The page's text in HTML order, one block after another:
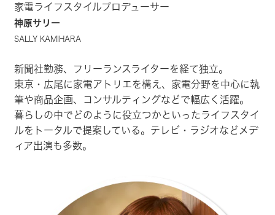
家電ライフスタイルプロデューサー
神原サリー
SALLY KAMIHARA
新聞社勤務、フリーランスライターを経て独立。
東京・広尾に家電アトリエを構え、家電分野を中心に執
筆や商品企画、コンサルティングなどで幅広く活躍。
暮らしの中でどのように役立つかといったライフスタイ
ルをトータルで提案している。テレビ・ラジオなどメデ
ィア出演も多数。